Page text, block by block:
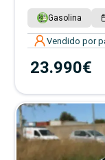
Gasolina
Vendido por
23.990€